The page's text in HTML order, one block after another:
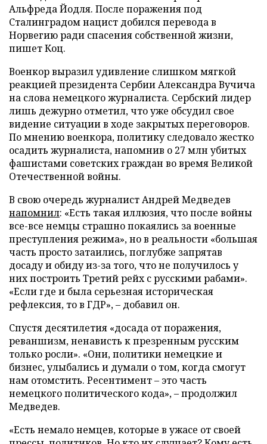
Альфреда Йодля. После поражения под
Сталинградом нацист добился перевода в
Норвегию ради спасения собственной жизни,
пишет Коц.
Военкор выразил удивление слишком мягкой
реакцией президента Сербии Александра Вучича
на слова немецкого журналиста. Сербский лидер
лишь дежурно отметил, что уже обсудил свое
видение ситуации в ходе закрытых переговоров.
По мнению военкора, политику следовало жестко
осадить журналиста, напомнив о 27 млн убитых
фашистами советских граждан во время Великой
Отечественной войны.
В свою очередь журналист Андрей Медведев
напомнил: «Есть такая иллюзия, что после войны
все-все немцы страшно покаялись за военные
преступления режима», но в реальности «большая
часть просто затаились, поглубже запрятав
досаду и обиду из-за того, что не получилось у
них построить Третий рейх с русскими рабами».
«Если где и была серьезная историческая
рефлексия, то в ГДР», – добавил он.
Спустя десятилетия «досада от поражения,
реваншизм, ненависть к презренным русским
только росли». «Они, политики немецкие и
бизнес, улыбались и думали о том, когда смогут
нам отомстить. Ресентимент – это часть
немецкого политического кода», – продолжил
Медведев.
«Есть немало немцев, которые в ужасе от своей